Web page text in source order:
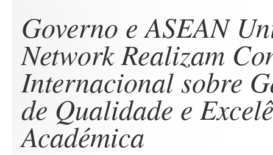
Governo e ASEAN
Network Realizam
Internacional sobre
de Qualidade e
Académica